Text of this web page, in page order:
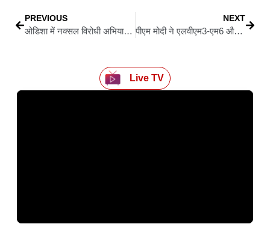
PREVIOUS
ओडिशा में नक्सल विरोधी अभियान को बड़ी कामयाबी, 22 माओवादियों ने किया आत्मसमर्पण
NEXT
पीएम मोदी ने एलवीएम3-एम6 और ब्लूबर्ड-ब्लॉक-2 प्रक्षेपण की सफलता पर वैज्ञानिकों को बधाई दी
Live TV